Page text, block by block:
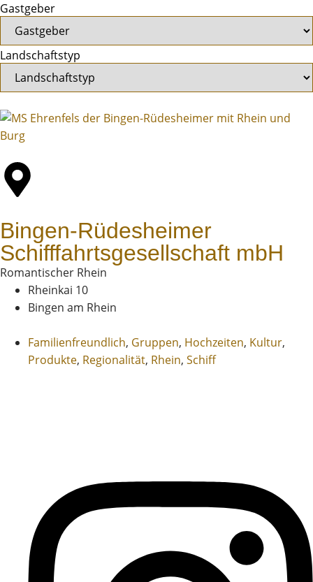
Gastgeber
Landschaftstyp
Bingen-Rüdesheimer
Schifffahrts­gesellschaft mbH
Romantischer Rhein
Rheinkai 10
Bingen am Rhein
Familienfreundlich, Gruppen, Hochzeiten, Kultur,
Produkte, Regionalität, Rhein, Schiff